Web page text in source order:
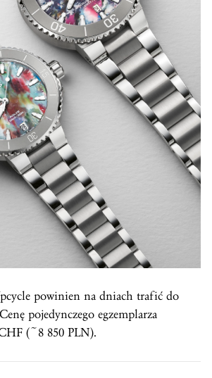
powinien na dniach trafić do
pojedynczego egzemplarza
(~8 850 PLN).